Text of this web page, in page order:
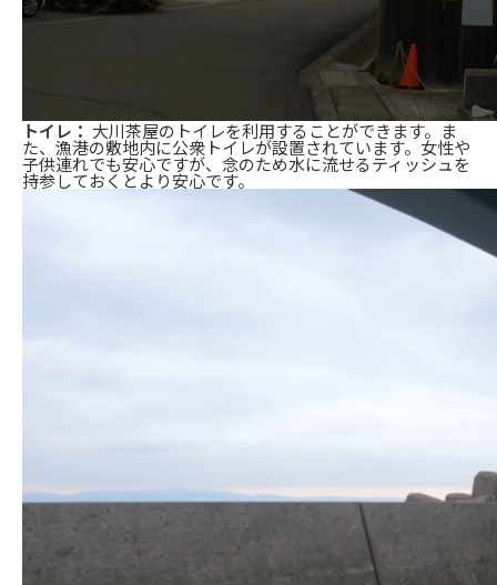
トイレ： 大川茶屋のトイレを利用することができます。ま
た、漁港の敷地内に公衆トイレが設置されています。女性や
子供連れでも安心ですが、念のため水に流せるティッシュを
持参しておくとより安心です。